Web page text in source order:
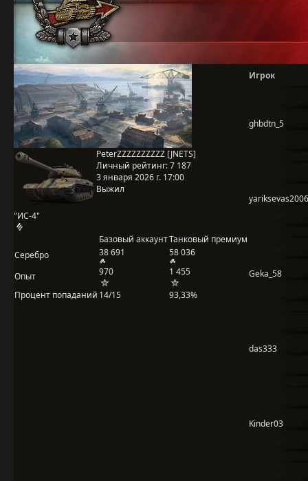
"ИС-4"
PeterZZZZZZZZZZ [JNETS]
Личный рейтинг:7 187
3 января 2026 г. 17:00
Выжил
Базовый аккаунтТанковый премиум
Серебро
38 691 58 036
Опыт 970
1 455
Процент попаданий 14/15 93,33%
Игрок
ghbdtn_5
yariksevas2006
Geka_58
das333
Kinder03